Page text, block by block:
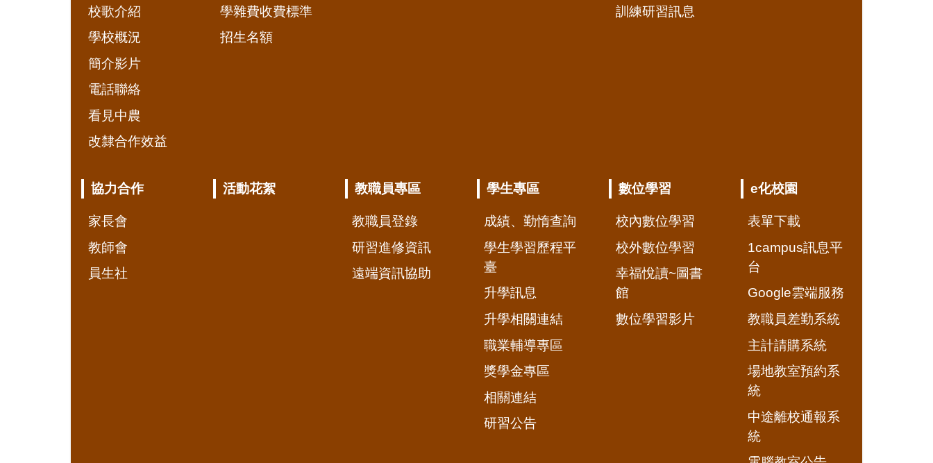
校歌介紹
學校概況
簡介影片
電話聯絡
看見中農
改隸合作效益
學雜費收費標準
招生名額
訓練研習訊息
協力合作
家長會
教師會
員生社
活動花絮 教職員專區
教職員登錄
研習進修資訊
遠端資訊協助
學生專區
成績、勤惰查詢
學生學習歷程平
臺
升學訊息
升學相關連結
職業輔導專區
獎學金專區
相關連結
研習公告
數位學習
校內數位學習
校外數位學習
幸福悅讀~圖書
館
數位學習影片
e化校園
表單下載
1campus訊息平
台
Google雲端服務
教職員差勤系統
主計請購系統
場地教室預約系
統
中途離校通報系
統